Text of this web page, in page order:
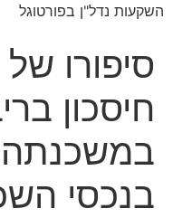
השקעות נדל"ן בפורטוגל
סיפורו
חיסכון
בנכסי